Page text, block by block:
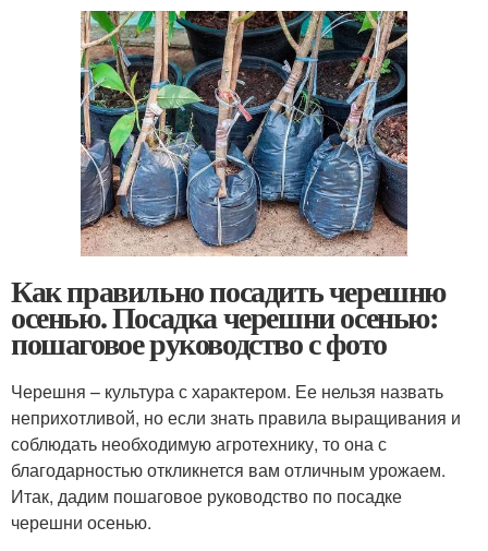
Как правильно посадить черешню
осенью. Посадка черешни осенью:
пошаговое руководство с фото
Черешня – культура с характером. Ее нельзя назвать
неприхотливой, но если знать правила выращивания и
соблюдать необходимую агротехнику, то она с
благодарностью откликнется вам отличным урожаем.
Итак, дадим пошаговое руководство по посадке
черешни осенью.